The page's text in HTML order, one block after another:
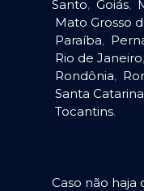
Santo, Goiás,
Mato Grosso
Paraíba,
Rio de Janeiro,
Rondônia,
Santa Catarina
Tocantins.
Caso não haja